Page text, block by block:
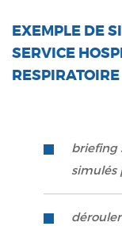
EXEMPLE DE
SERVICE
RESPIRATOIRE
briefing
simulés